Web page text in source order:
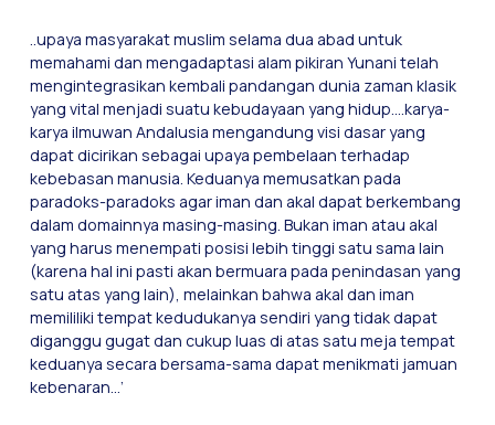
..upaya masyarakat muslim selama dua abad untuk
memahami dan mengadaptasi alam pikiran Yunani telah
mengintegrasikan kembali pandangan dunia zaman klasik
yang vital menjadi suatu kebudayaan yang hidup….karya-
karya ilmuwan Andalusia mengandung visi dasar yang
dapat dicirikan sebagai upaya pembelaan terhadap
kebebasan manusia. Keduanya memusatkan pada
paradoks-paradoks agar iman dan akal dapat berkembang
dalam domainnya masing-masing. Bukan iman atau akal
yang harus menempati posisi lebih tinggi satu sama lain
(karena hal ini pasti akan bermuara pada penindasan yang
satu atas yang lain), melainkan bahwa akal dan iman
memililiki tempat kedudukanya sendiri yang tidak dapat
diganggu gugat dan cukup luas di atas satu meja tempat
keduanya secara bersama-sama dapat menikmati jamuan
kebenaran…’